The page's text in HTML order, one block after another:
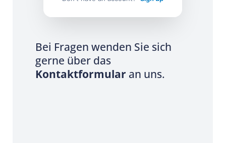
Bei Fragen wenden Sie sich
gerne über das
Kontaktformular an uns.